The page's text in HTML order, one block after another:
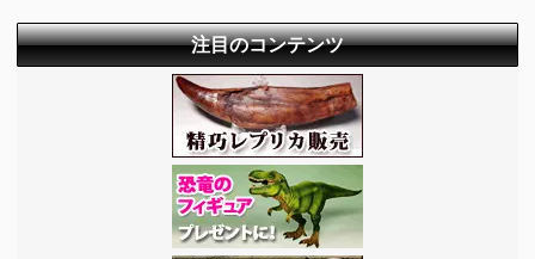
注目のコンテンツ